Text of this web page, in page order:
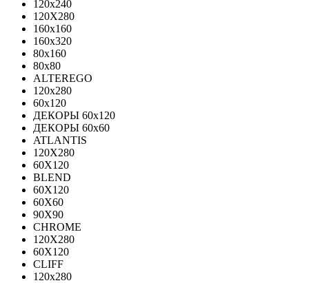
120x240
120X280
160x160
160x320
80x160
80x80
ALTEREGO
120х280
60х120
ДЕКОРЫ 60х120
ДЕКОРЫ 60х60
ATLANTIS
120X280
60X120
BLEND
60Х120
60Х60
90Х90
CHROME
120X280
60X120
CLIFF
120x280